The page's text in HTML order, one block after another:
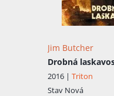
Jim Butcher
Drobná
2016 | Triton
Stav Nová